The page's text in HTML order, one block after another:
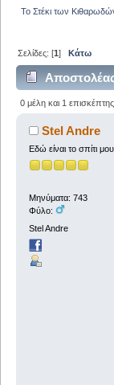
Το Στέκι των
Σελίδες: [1]Κάτω
0 μέλη και 1
Stel Andre
Εδώ είναι το σπίτι μου
Μηνύματα: 743
Φύλο:
Stel Andre